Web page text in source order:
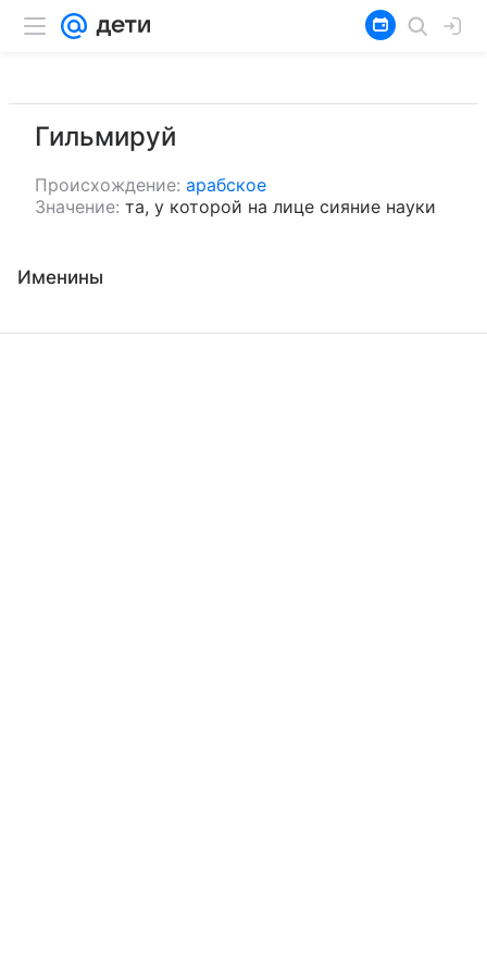
Гильмируй
Происхождение: арабское
Значение: та, у которой на лице сияние науки
Именины